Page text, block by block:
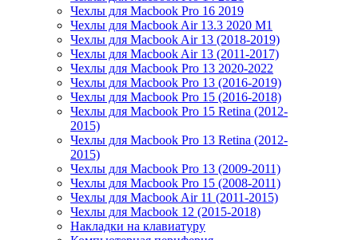
Чехлы для Macbook Pro 16 2019
Чехлы для Macbook Air 13.3 2020 M1
Чехлы для Macbook Air 13 (2018-2019)
Чехлы для Macbook Air 13 (2011-2017)
Чехлы для Macbook Pro 13 2020-2022
Чехлы для Macbook Pro 13 (2016-2019)
Чехлы для Macbook Pro 15 (2016-2018)
Чехлы для Macbook Pro 15 Retina (2012-
2015)
Чехлы для Macbook Pro 13 Retina (2012-
2015)
Чехлы для Macbook Pro 13 (2009-2011)
Чехлы для Macbook Pro 15 (2008-2011)
Чехлы для Macbook Air 11 (2011-2015)
Чехлы для Macbook 12 (2015-2018)
Накладки на клавиатуру